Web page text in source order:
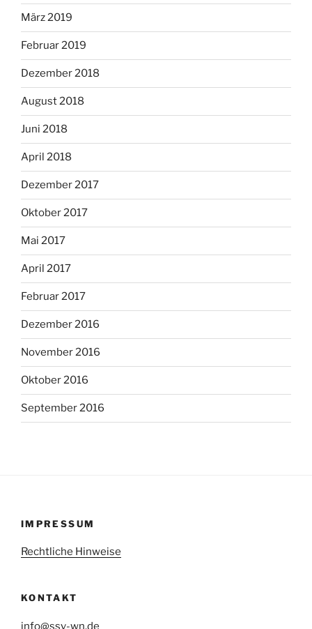
März 2019
Februar 2019
Dezember 2018
August 2018
Juni 2018
April 2018
Dezember 2017
Oktober 2017
Mai 2017
April 2017
Februar 2017
Dezember 2016
November 2016
Oktober 2016
September 2016
IMPRESSUM
Rechtliche Hinweise
KONTAKT
info@ssv-wn.de